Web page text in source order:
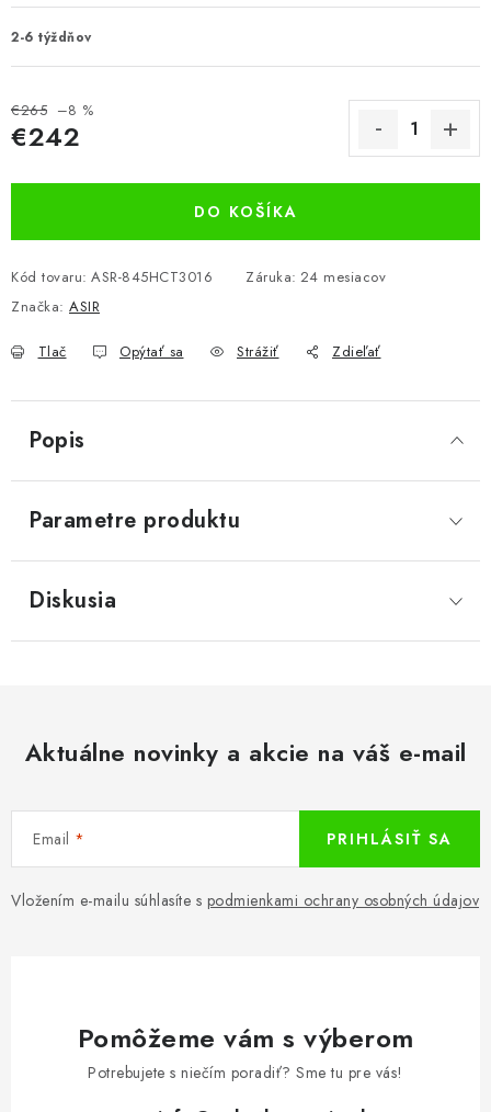
2-6 týždňov
€265 –8 %
€242
DO KOŠÍKA
Kód tovaru: ASR-845HCT3016 Záruka: 24 mesiacov
Značka: ASIR
Tlač Opýtať sa Strážiť Zdieľať
Popis
Parametre produktu
Diskusia
Aktuálne novinky a akcie na váš e-mail
Email
Vložením e-mailu súhlasíte s podmienkami ochrany osobných údajov
PRIHLÁSIŤ SA
Pomôžeme vám s výberom
Potrebujete s niečím poradiť? Sme tu pre vás!